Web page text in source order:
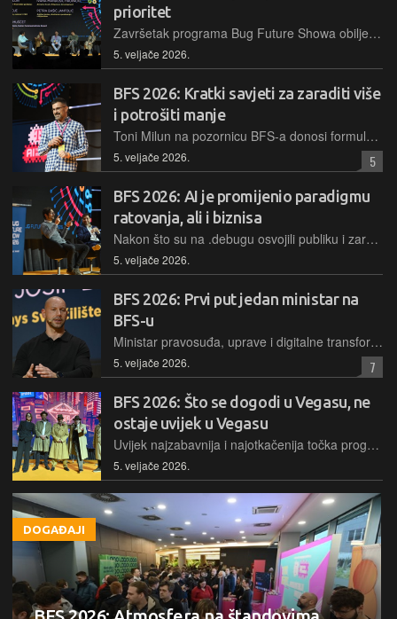
prioritet
Završetak programa Bug Future Showa obilježile su financije, a u tu se priču uklopio posljednji panel dana: Pismenost 22. stoljeća – Preživljavanje u šumi bitova, laži i novca
5. veljače 2026.
BFS 2026: Kratki savjeti za zaraditi više
i potrošiti manje
Toni Milun na pozornicu BFS-a donosi formulu kojoj je cilj da se – opernatite! U predavanju smo čuli kako proći kroz tri ključna koraka nužna za duboki džep, u kombinaciji matematike i financija
5. veljače 2026. 5
BFS 2026: AI je promijenio paradigmu
ratovanja, ali i biznisa
Nakon što su na .debugu osvojili publiku i zaradili titulu najbolje ocijenjenog fireside chata, šefovi Orqe i DOK-ING-a vraćaju se na pozornicu Bug Future Showa s nastavkom svojeg zanimljivog "duela"
5. veljače 2026.
BFS 2026: Prvi put jedan ministar na
BFS-u
Ministar pravosuđa, uprave i digitalne transformacije prava je osoba za odgovoriti na pitanje "Tko kuha digitalnu budućnost Hrvatske?", a pravo mjesto za to je upravo Bug Future Show
5. veljače 2026. 7
BFS 2026: Što se dogodi u Vegasu, ne
ostaje uvijek u Vegasu
Uvijek najzabavnija i najotkačenija točka programa je panel na kojem se govori o nedavno održanom CES-u u Las Vegasu, dijeli se 50 nagrada i nakon toga se predstavljaju domaći startupi koji su tamo bili
5. veljače 2026.
DOGAĐAJI